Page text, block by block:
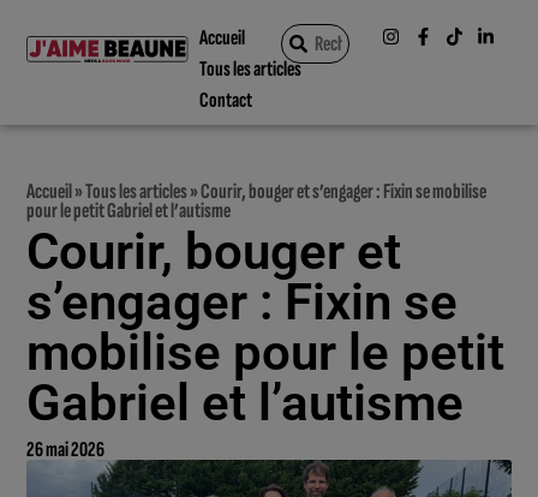
Accueil
Tous les articles
Contact
Accueil»Tous les articles»Courir, bouger et s’engager : Fixin se mobilise
pour le petit Gabriel et l’autisme
Courir, bouger et
s’engager : Fixin se
mobilise pour le petit
Gabriel et l’autisme
26 mai 2026